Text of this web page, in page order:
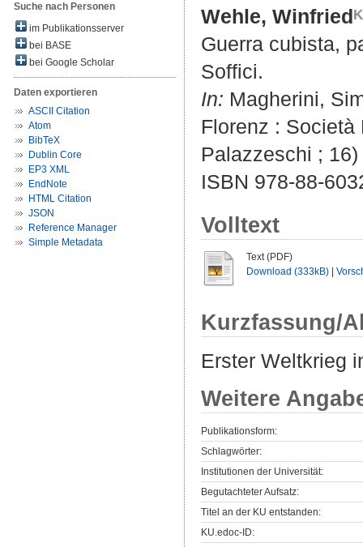
Suche nach Personen
im Publikationsserver
bei BASE
bei Google Scholar
Daten exportieren
ASCII Citation
Atom
BibTeX
Dublin Core
EP3 XML
EndNote
HTML Citation
JSON
Reference Manager
Simple Metadata
Wehle, Winfried
Guerra cubista,
Soffici.
In: Magherini,
Florenz :
Palazzeschi ; 16)
ISBN 978-88-
Volltext
Text (PDF)
Download (333kB)
Kurzfassung/
Erster Weltkrieg
Weitere
Publikationsform:
Schlagwörter:
Institutionen der Universität:
Begutachteter Aufsatz:
Titel an der KU entstanden:
KU.edoc-ID: